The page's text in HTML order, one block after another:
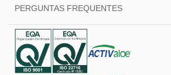
PERGUNTAS FREQUENTES